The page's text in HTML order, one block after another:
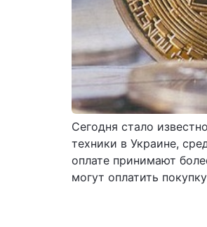
Сегодня стало
техники в Украине,
оплате принимают
могут оплатить